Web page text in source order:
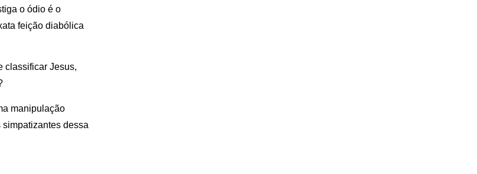
o ódio é o
feição diabólica
classificar Jesus,
manipulação
dessa